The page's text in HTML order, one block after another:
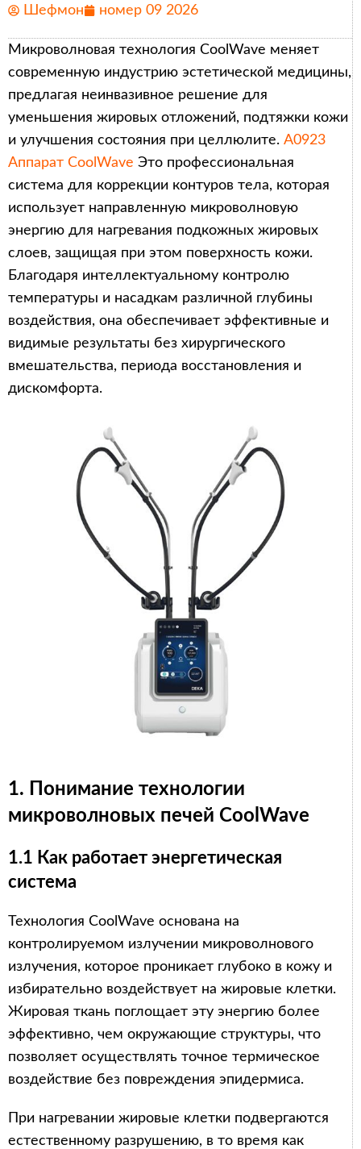
Шефмон номер 09 2026
Микроволновая технология CoolWave меняет
современную индустрию эстетической медицины,
предлагая неинвазивное решение для
уменьшения жировых отложений, подтяжки кожи
и улучшения состояния при целлюлите. A0923
Аппарат CoolWave Это профессиональная
система для коррекции контуров тела, которая
использует направленную микроволновую
энергию для нагревания подкожных жировых
слоев, защищая при этом поверхность кожи.
Благодаря интеллектуальному контролю
температуры и насадкам различной глубины
воздействия, она обеспечивает эффективные и
видимые результаты без хирургического
вмешательства, периода восстановления и
дискомфорта.
1. Понимание технологии
микроволновых печей CoolWave
1.1 Как работает энергетическая
система
Технология CoolWave основана на
контролируемом излучении микроволнового
излучения, которое проникает глубоко в кожу и
избирательно воздействует на жировые клетки.
Жировая ткань поглощает эту энергию более
эффективно, чем окружающие структуры, что
позволяет осуществлять точное термическое
воздействие без повреждения эпидермиса.
При нагревании жировые клетки подвергаются
естественному разрушению, в то время как